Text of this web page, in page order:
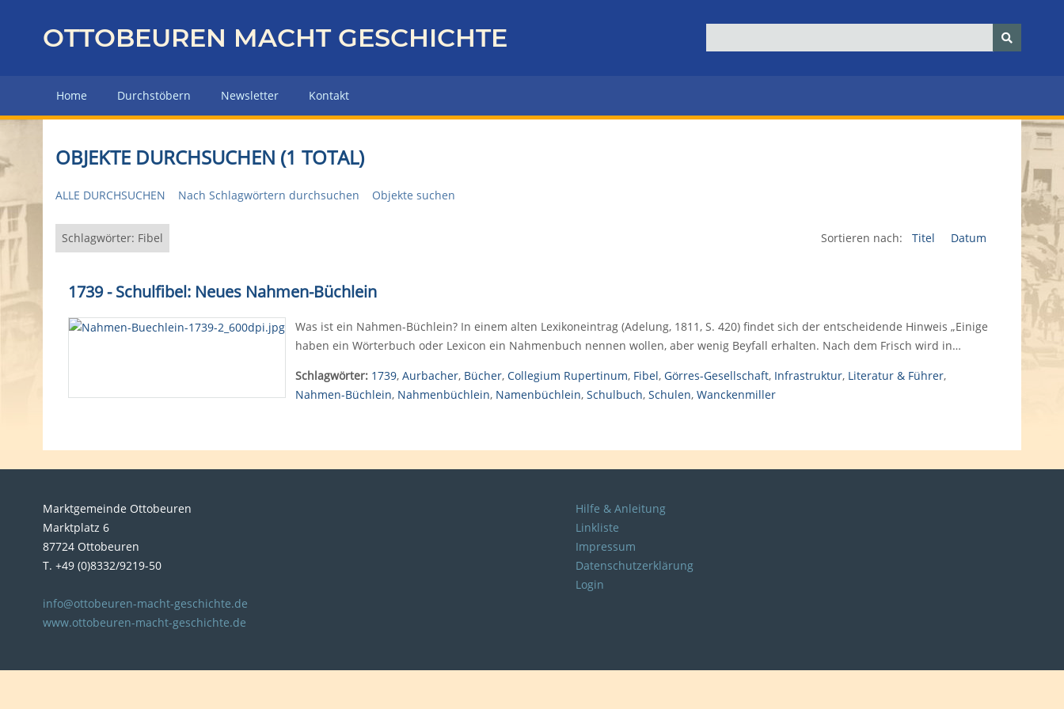
z
r
H
u
p
e
OTTOBEUREN MACHT GESCHICHTE
Home Durchstöbern Newsletter Kontakt
OBJEKTE DURCHSUCHEN (1 TOTAL)
ALLE DURCHSUCHEN Nach Schlagwörtern durchsuchen Objekte suchen
Schlagwörter: Fibel Sortieren nach: Titel Datum
1739 - Schulfibel: Neues Nahmen-Büchlein
Was ist ein Nahmen-Büchlein? In einem alten Lexikoneintrag (Adelung, 1811, S. 420) findet sich der entscheidende Hinweis „Einige
haben ein Wörterbuch oder Lexicon ein Nahmenbuch nennen wollen, aber wenig Beyfall erhalten. Nach dem Frisch wird in…
Schlagwörter: 1739, Aurbacher, Bücher, Collegium Rupertinum, Fibel, Görres-Gesellschaft, Infrastruktur, Literatur & Führer,
Nahmen-Büchlein, Nahmenbüchlein, Namenbüchlein, Schulbuch, Schulen, Wanckenmiller
Marktgemeinde Ottobeuren
Marktplatz 6
87724 Ottobeuren
T. +49 (0)8332/9219-50
info@ottobeuren-macht-geschichte.de
www.ottobeuren-macht-geschichte.de
Hilfe & Anleitung
Linkliste
Impressum
Datenschutzerklärung
Login